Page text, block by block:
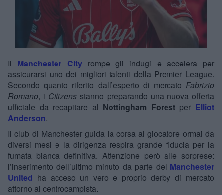
Il Manchester Cityrompe gli indugi e accelera per
assicurarsi uno dei migliori talenti della Premier League.
Secondo quanto riferito dall’esperto di mercato Fabrizio
Romano, i Citizens stanno preparando una nuova offerta
ufficiale da recapitare al Nottingham Forestper Elliot
Anderson.
Il club di Manchester guida la corsa al giocatore ormai da
diversi mesi e la dirigenza respira grande fiducia per la
fumata bianca definitiva. Attenzione però alle sorprese:
l’inserimento dell’ultimo minuto da parte del Manchester
United ha acceso un vero e proprio derby di mercato
attorno al centrocampista.